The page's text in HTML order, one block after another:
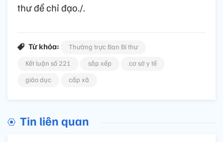
thư để chỉ đạo./.
Từ khóa:
Thường trực Ban Bí thư
Kết luận số 221
sắp xếp
cơ sở y tế
giáo dục
cấp xã
Tin liên quan